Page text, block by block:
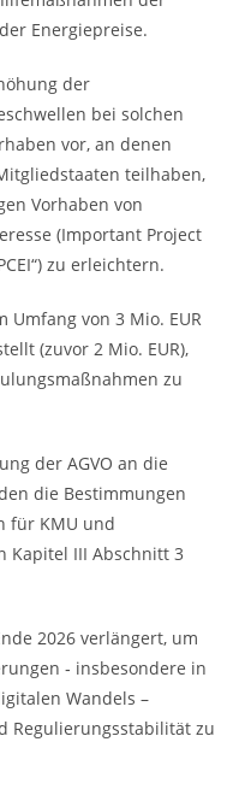
Energiepreise.
der
bei solchen
vor, an denen
teilhaben,
Vorhaben von
(Important Project
zu erleichtern.
von 3 Mio. EUR
(zuvor 2 Mio. EUR),
zu
der AGVO an die
die Bestimmungen
für KMU und
Kapitel III Abschnitt 3
2026 verlängert, um
‑ insbesondere in
Wandels –
Regulierungsstabilität zu